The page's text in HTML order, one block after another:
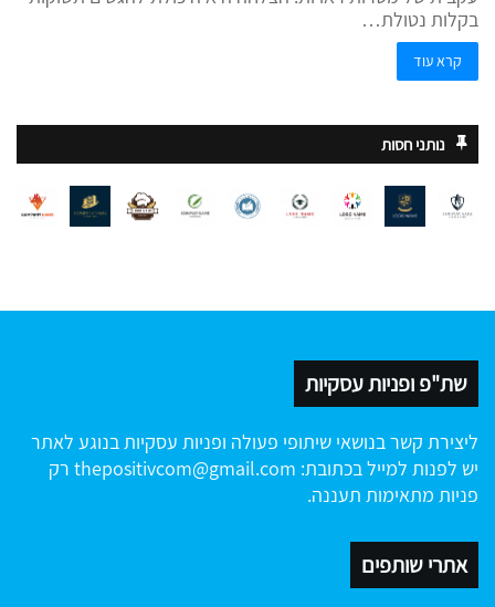
בקלות נטולת…
קרא עוד
נותני חסות
שת"פ ופניות עסקיות
ליצירת קשר בנושאי שיתופי פעולה ופניות עסקיות בנוגע לאתר
יש לפנות למייל בכתובת: thepositivcom@gmail.com רק
פניות מתאימות תעננה.
אתרי שותפים